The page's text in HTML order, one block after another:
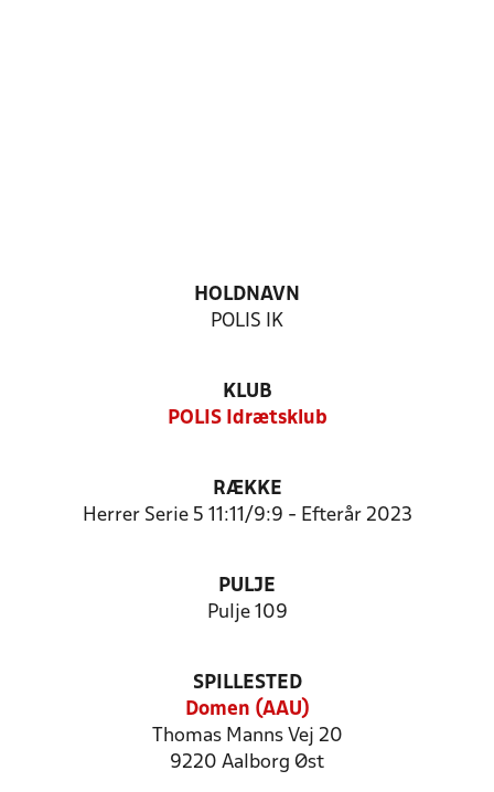
HOLDNAVN
POLIS IK
KLUB
POLIS Idrætsklub
RÆKKE
Herrer Serie 5 11:11/9:9 - Efterår 2023
PULJE
Pulje 109
SPILLESTED
Domen (AAU)
Thomas Manns Vej 20
9220 Aalborg Øst